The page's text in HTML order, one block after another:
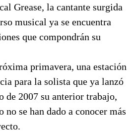
Grease, la cantante surgida
musical ya se encuentra
que compondrán su
primavera, una estación
para la solista que ya lanzó
de 2007 su anterior trabajo,
se han dado a conocer más